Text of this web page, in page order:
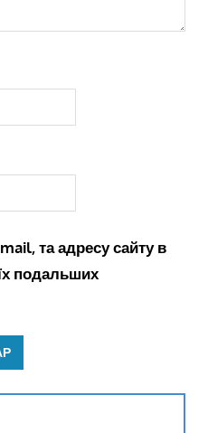
та адресу сайту в
подальших